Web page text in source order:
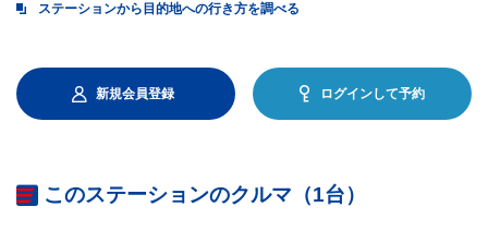
ステーションから目的地への行き方を調べる
新規会員登録 ログインして予約
このステーションのクルマ（1台）